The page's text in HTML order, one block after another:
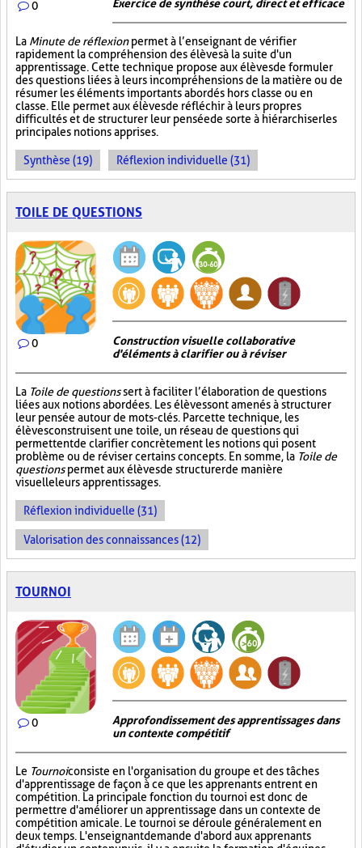
0 Exercice de synthèse court, direct et efficace
La Minute de réflexionpermet à l’enseignant de vérifier
rapidement la compréhension des élèves à la suite d'un
apprentissage. Cette technique propose aux élèves de formuler
des questions liées à leurs incompréhensions de la matière ou de
résumer les éléments importants abordés hors classe ou en
classe. Elle permet aux élèves de réfléchir à leurs propres
difficultés et de structurer leur pensée de sorte à hiérarchiser les
principales notions apprises.
Synthèse (19) Réflexion individuelle (31)
TOILE DE QUESTIONS
0
Construction visuelle collaborative
d'éléments à clarifier ou à réviser
La Toile de questionssert à faciliter l’élaboration de questions
liées aux notions abordées. Les élèves sont amenés à structurer
leur pensée autour de mots-clés. Par cette technique, les
élèves construisent une toile, un réseau de questions qui
permettent de clarifier concrètement les notions qui posent
problème ou de réviser certains concepts. En somme, la Toile de
questionspermet aux élèves de structurer de manière
visuelle leurs apprentissages.
Réflexion individuelle (31)
Valorisation des connaissances (12)
TOURNOI
0
Approfondissement des apprentissages dans
un contexte compétitif
Le Tournoiconsiste en l'organisation du groupe et des tâches
d'apprentissage de façon à ce que les apprenants entrent en
compétition. La principale fonction du tournoi est donc de
permettre d'améliorer un apprentissage dans un contexte de
compétition amicale. Le tournoi se déroule généralement en
deux temps. L'enseignant demande d'abord aux apprenants